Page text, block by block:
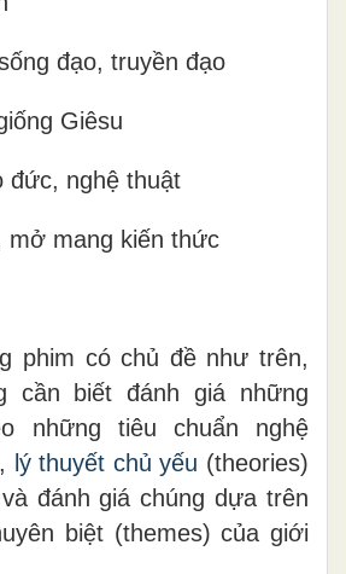
đạo, truyền đạo
Giêsu
đức, nghệ thuật
mở mang kiến thức
phim có chủ đề như trên,
cần biết đánh giá những
những tiêu chuẩn nghệ
lý thuyết chủ yếu (theories)
đánh giá chúng dựa trên
biệt (themes) của giới